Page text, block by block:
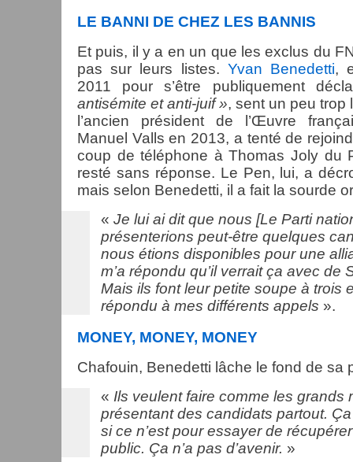
LE BANNI DE CHEZ LES BANNIS
Et puis, il y a en un que les exclus du
pas sur leurs listes. Yvan Benedetti,
2011 pour s’être publiquement
antisémite et anti-juif », sent un peu trop
l’ancien président de l’Œuvre
Manuel Valls en 2013, a tenté de
coup de téléphone à Thomas Joly du
resté sans réponse. Le Pen, lui, a
mais selon Benedetti, il a fait la sourde
« Je lui ai dit que nous [Le Parti
présenterions peut-être quelques
nous étions disponibles pour une
m’a répondu qu’il verrait ça avec de
Mais ils font leur petite soupe à trois
répondu à mes différents appels ».
MONEY, MONEY, MONEY
Chafouin, Benedetti lâche le fond de sa
« Ils veulent faire comme les grands
présentant des candidats partout.
si ce n’est pour essayer de
public. Ça n’a pas d’avenir. »